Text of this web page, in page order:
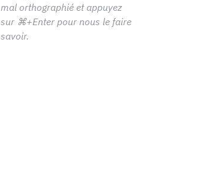
mal orthographié et appuyez
sur ⌘+Enter pour nous le faire
savoir.